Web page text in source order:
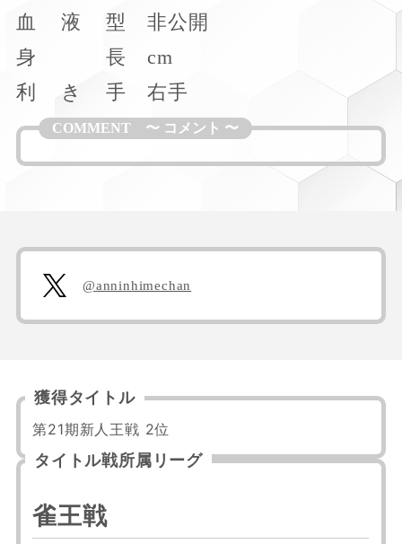
血
液 型
非公開
身
長
cm
利
き 手 右手
@anninhimechan
獲得タイトル
第21期新人王戦 2位
タイトル戦所属リーグ
雀王戦